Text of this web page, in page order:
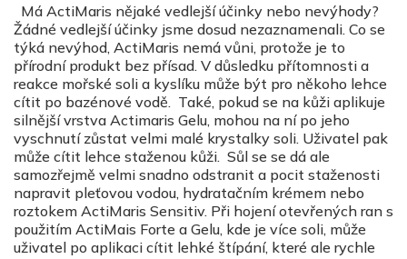
Má ActiMaris nějaké vedlejší účinky nebo nevýhody?
Žádné vedlejší účinky jsme dosud nezaznamenali. Co se
týká nevýhod, ActiMaris nemá vůni, protože je to
přírodní produkt bez přísad. V důsledku přítomnosti a
reakce mořské soli a kyslíku může být pro někoho lehce
cítit po bazénové vodě. Také, pokud se na kůži aplikuje
silnější vrstva Actimaris Gelu, mohou na ní po jeho
vyschnutí zůstat velmi malé krystalky soli. Uživatel pak
může cítit lehce staženou kůži. Sůl se se dá ale
samozřejmě velmi snadno odstranit a pocit staženosti
napravit pleťovou vodou, hydratačním krémem nebo
roztokem ActiMaris Sensitiv. Při hojení otevřených ran s
použitím ActiMais Forte a Gelu, kde je více soli, může
uživatel po aplikaci cítit lehké štípání, které ale rychle